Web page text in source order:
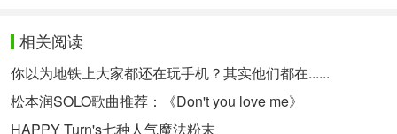
相关阅读
你以为地铁上大家都还在玩手机？其实他们都在......
松本润SOLO歌曲推荐：《Don't you love me》
HAPPY Turn's七种人气魔法粉末